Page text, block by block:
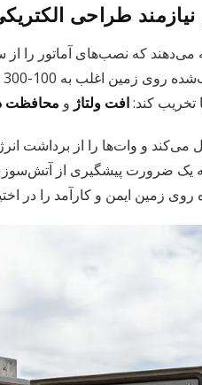
طراحی
که نصب‌های آماتور را
تخریب کند:افت ولتاژ و محافظت
می‌کند و وات‌ها را از برداشت